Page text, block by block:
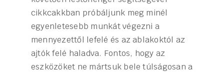
cikkcakkban próbáljunk meg minél
egyenletesebb munkát végezni a
mennyezettől lefelé és az ablakoktól az
ajtók felé haladva. Fontos, hogy az
eszközöket ne mártsuk bele túlságosan a